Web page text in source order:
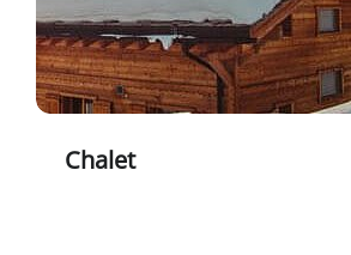
Chalet